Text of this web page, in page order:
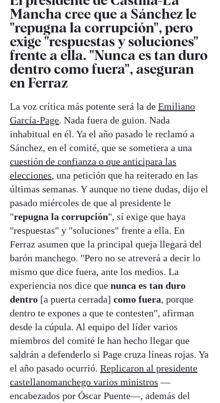
Mancha cree que a Sánchez le
"repugna la corrupción", pero
exige "respuestas y soluciones"
frente a ella. "Nunca es tan duro
dentro como fuera", aseguran
en Ferraz
La voz crítica más potente será la de Emiliano
García-Page. Nada fuera de guion. Nada
inhabitual en él. Ya el año pasado le reclamó a
Sánchez, en el comité, que se sometiera a una
cuestión de confianza o que anticipara las
elecciones, una petición que ha reiterado en las
últimas semanas. Y aunque no tiene dudas, dijo el
pasado miércoles de que al presidente le
"repugna la corrupción", sí exige que haya
"respuestas" y "soluciones" frente a ella. En
Ferraz asumen que la principal queja llegará del
barón manchego. "Pero no se atreverá a decir lo
mismo que dice fuera, ante los medios. La
experiencia nos dice que nunca es tan duro
dentro [a puerta cerrada] como fuera, porque
dentro te expones a que te contesten", afirman
desde la cúpula. Al equipo del líder varios
miembros del comité le han hecho llegar que
saldrán a defenderlo si Page cruza líneas rojas. Ya
el año pasado ocurrió. Replicaron al presidente
castellanomanchego varios ministros —
encabezados por Óscar Puente—, además del